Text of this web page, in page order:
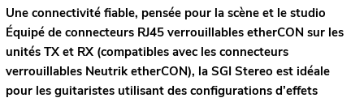
Une connectivité fiable, pensée pour la scène et le studio
Équipé de connecteurs RJ45 verrouillables etherCON sur les
unités TX et RX (compatibles avec les connecteurs
verrouillables Neutrik etherCON), la SGI Stereo est idéale
pour les guitaristes utilisant des configurations d’effets